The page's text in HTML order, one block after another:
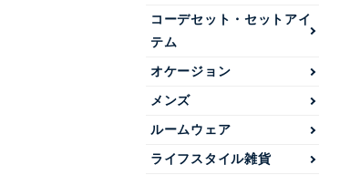
コーデセット・セットアイ
テム
オケージョン
メンズ
ルームウェア
ライフスタイル雑貨